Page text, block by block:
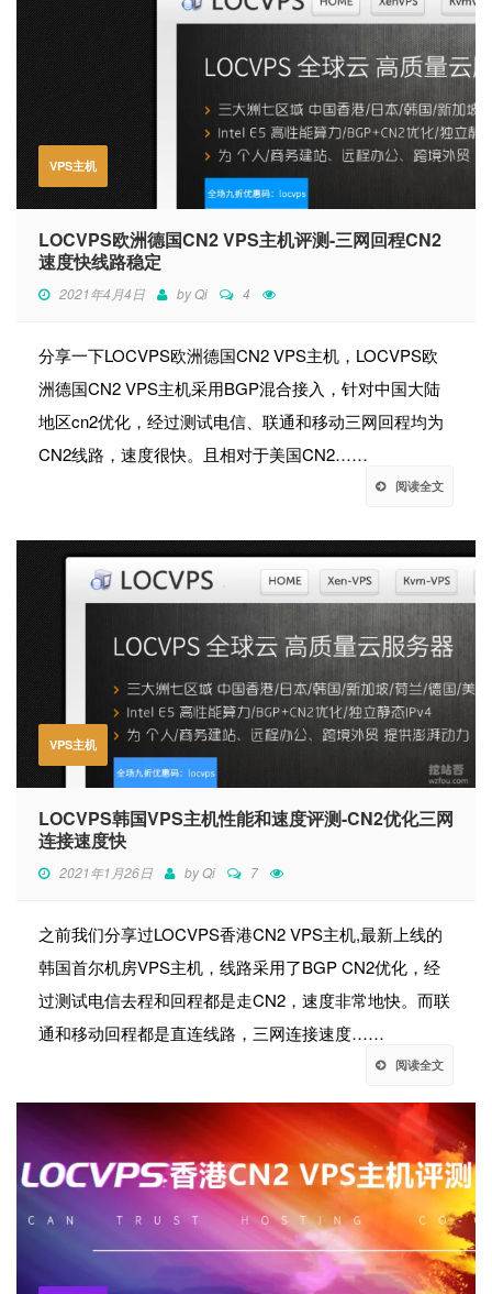
VPS主机
LOCVPS欧洲德国CN2 VPS主机评测-三网回程CN2
速度快线路稳定
2021年4月4日 byQi 4
分享一下LOCVPS欧洲德国CN2 VPS主机，LOCVPS欧
洲德国CN2 VPS主机采用BGP混合接入，针对中国大陆
地区cn2优化，经过测试电信、联通和移动三网回程均为
CN2线路，速度很快。且相对于美国CN2……
阅读全文
VPS主机
LOCVPS韩国VPS主机性能和速度评测-CN2优化三网
连接速度快
2021年1月26日 byQi 7
之前我们分享过LOCVPS香港CN2 VPS主机,最新上线的
韩国首尔机房VPS主机，线路采用了BGP CN2优化，经
过测试电信去程和回程都是走CN2，速度非常地快。而联
通和移动回程都是直连线路，三网连接速度……
阅读全文